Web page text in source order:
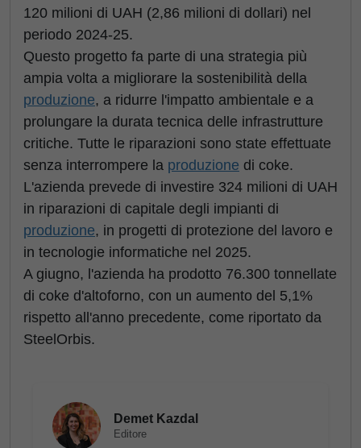
120 milioni di UAH (2,86 milioni di dollari) nel
periodo 2024-25.
Questo progetto fa parte di una strategia più
ampia volta a migliorare la sostenibilità della
produzione, a ridurre l'impatto ambientale e a
prolungare la durata tecnica delle infrastrutture
critiche. Tutte le riparazioni sono state effettuate
senza interrompere la produzione di coke.
L'azienda prevede di investire 324 milioni di UAH
in riparazioni di capitale degli impianti di
produzione, in progetti di protezione del lavoro e
in tecnologie informatiche nel 2025.
A giugno, l'azienda ha prodotto 76.300 tonnellate
di coke d'altoforno, con un aumento del 5,1%
rispetto all'anno precedente, come riportato da
SteelOrbis.
Demet Kazdal
Editore